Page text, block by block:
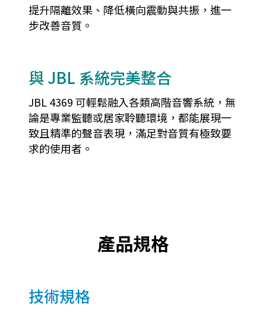
提升隔離效果、降低橫向震動與共振，進一
步改善音質。
與 JBL 系統完美整合
JBL 4369 可輕鬆融入各類高階音響系統，無
論是專業監聽或居家聆聽環境，都能展現一
致且精準的聲音表現，滿足對音質有極致要
求的使用者。
產品規格
技術規格